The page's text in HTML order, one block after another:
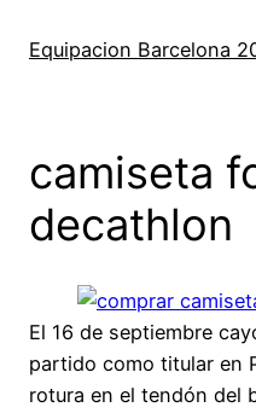
Equipacion Barcelona
camiseta
decathlon
El 16 de septiembre
partido como titular en
rotura en el tendón del